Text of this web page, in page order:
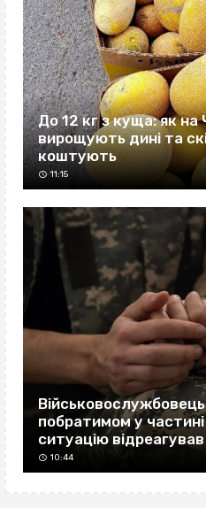
До 12 кг з куща: як на
вирощують дині та
коштують
11:15
побратимом у
ситуацію
10:44